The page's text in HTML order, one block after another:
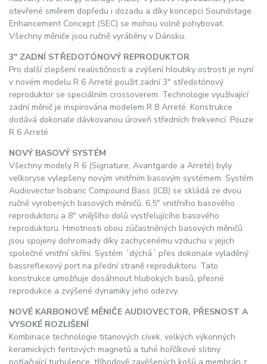
otevřené směrem dopředu i dozadu a díky koncepci Soundstage
Enhancement Concept (SEC) se mohou volně pohybovat.
Všechny měniče jsou ručně vyráběny v Dánsku.
3" ZADNÍ STŘEDOTÓNOVÝ REPRODUKTOR
Pro další zlepšení realističnosti a zvýšení hloubky ostrosti je nyní
v novém modelu R 6 Arreté použit zadní 3" středotónový
reproduktor se speciálním crossoverem. Technologie využívající
zadní měnič je inspirována modelem R 8 Arreté. Konstrukce
dodává dokonale dávkovanou úroveň středních frekvencí. Pouze
R 6 Arreté
NOVÝ BASOVÝ SYSTÉM
Všechny modely R 6 (Signature, Avantgarde a Arreté) byly
velkoryse vylepšeny novým vnitřním basovým systémem. Systém
Audiovector Isobaric Compound Bass (ICB) se skládá ze dvou
ručně vyrobených basových měničů, 6,5" vnitřního basového
reproduktoru a 8" vnějšího dolů vystřelujícího basového
reproduktoru. Hmotnosti obou zúčastněných basových měničů
jsou spojeny dohromady díky zachycenému vzduchu v jejich
společné vnitřní skříni. Systém ´dýchá´ přes dokonale vyladěný
bassreflexový port na přední straně reproduktoru. Tato
konstrukce umožňuje dosáhnout hlubokých basů, přesné
reprodukce a zvýšené dynamiky jeho odezvy.
NOVÉ KARBONOVÉ MĚNIČE AUDIOVECTOR, PŘESNOST A
VYSOKÉ ROZLIŠENÍ
Kombinace technologie titanových cívek, velkých výkonných
keramických feritových magnetů a tuhé hořčíkové slitiny